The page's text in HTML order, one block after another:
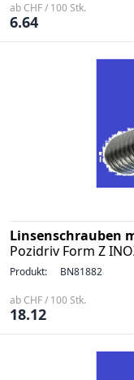
ab CHF / 100 Stk.
6.64
Linsenschrauben
Pozidriv Form Z
Produkt: BN81882
ab CHF / 100 Stk.
18.12